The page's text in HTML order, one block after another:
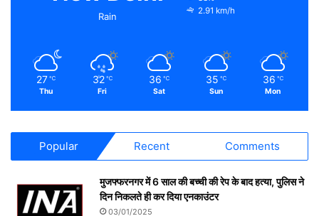
Rain
2.91 km/h
27 ℃
Thu
32 ℃
Fri
36 ℃
Sat
35 ℃
Sun
36 ℃
Mon
Popular Recent Comments
मुजफ्फरनगर में 6 साल की बच्ची की रेप के बाद हत्या, पुलिस ने
दिन निकलते ही कर दिया एनकाउंटर
03/01/2025